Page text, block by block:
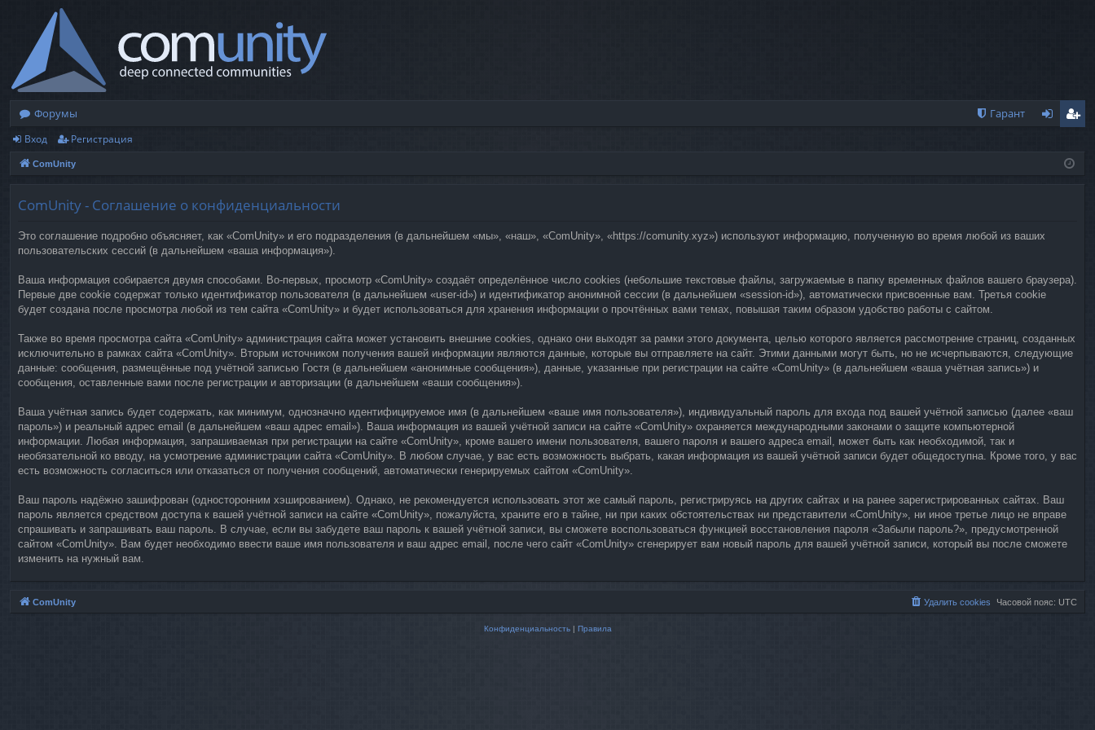
Форумы
Гарант
ис
Вход Регистрация
ComUnity
ComUnity - Соглашение о конфиденциальности
Это соглашение подробно объясняет, как «ComUnity» и его подразделения (в дальнейшем «мы», «наш», «ComUnity», «https://comunity.xyz») используют информацию, полученную во время любой из ваших
пользовательских сессий (в дальнейшем «ваша информация»).
Ваша информация собирается двумя способами. Во-первых, просмотр «ComUnity» создаёт определённое число cookies (небольшие текстовые файлы, загружаемые в папку временных файлов вашего браузера).
Первые две cookie содержат только идентификатор пользователя (в дальнейшем «user-id») и идентификатор анонимной сессии (в дальнейшем «session-id»), автоматически присвоенные вам. Третья cookie
будет создана после просмотра любой из тем сайта «ComUnity» и будет использоваться для хранения информации о прочтённых вами темах, повышая таким образом удобство работы с сайтом.
Также во время просмотра сайта «ComUnity» администрация сайта может установить внешние cookies, однако они выходят за рамки этого документа, целью которого является рассмотрение страниц, созданных
исключительно в рамках сайта «ComUnity». Вторым источником получения вашей информации являются данные, которые вы отправляете на сайт. Этими данными могут быть, но не исчерпываются, следующие
данные: сообщения, размещённые под учётной записью Гостя (в дальнейшем «анонимные сообщения»), данные, указанные при регистрации на сайте «ComUnity» (в дальнейшем «ваша учётная запись») и
сообщения, оставленные вами после регистрации и авторизации (в дальнейшем «ваши сообщения»).
Ваша учётная запись будет содержать, как минимум, однозначно идентифицируемое имя (в дальнейшем «ваше имя пользователя»), индивидуальный пароль для входа под вашей учётной записью (далее «ваш
пароль») и реальный адрес email (в дальнейшем «ваш адрес email»). Ваша информация из вашей учётной записи на сайте «ComUnity» охраняется международными законами о защите компьютерной
информации. Любая информация, запрашиваемая при регистрации на сайте «ComUnity», кроме вашего имени пользователя, вашего пароля и вашего адреса email, может быть как необходимой, так и
необязательной ко вводу, на усмотрение администрации сайта «ComUnity». В любом случае, у вас есть возможность выбрать, какая информация из вашей учётной записи будет общедоступна. Кроме того, у вас
есть возможность согласиться или отказаться от получения сообщений, автоматически генерируемых сайтом «ComUnity».
Ваш пароль надёжно зашифрован (односторонним хэшированием). Однако, не рекомендуется использовать этот же самый пароль, регистрируясь на других сайтах и на ранее зарегистрированных сайтах. Ваш
пароль является средством доступа к вашей учётной записи на сайте «ComUnity», пожалуйста, храните его в тайне, ни при каких обстоятельствах ни представители «ComUnity», ни иное третье лицо не вправе
спрашивать и запрашивать ваш пароль. В случае, если вы забудете ваш пароль к вашей учётной записи, вы сможете воспользоваться функцией восстановления пароля «Забыли пароль?», предусмотренной
сайтом «ComUnity». Вам будет необходимо ввести ваше имя пользователя и ваш адрес email, после чего сайт «ComUnity» сгенерирует вам новый пароль для вашей учётной записи, который вы после сможете
изменить на нужный вам.
ComUnity Часовой пояс: UTC
Удалить cookies
Конфиденциальность| Правила